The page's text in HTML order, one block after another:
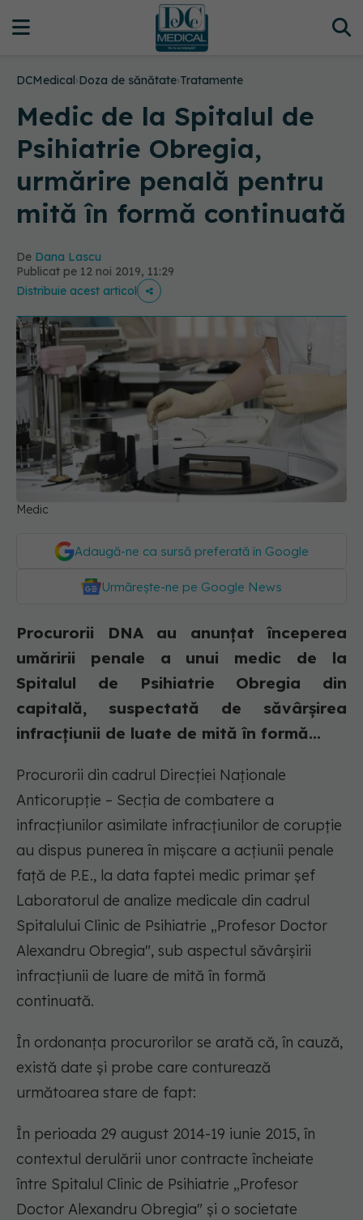
DCMedical›Doza de sănătate›Tratamente
Medic de la Spitalul de
Psihiatrie Obregia,
urmărire penală pentru
mită în formă continuată
De Dana Lascu
Publicat pe 12 noi 2019, 11:29
Distribuie acest articol
Medic
Adaugă-ne ca sursă preferată în Google
Urmărește-ne pe Google News
Procurorii DNA au anunțat începerea
umăririi penale a unui medic de la
Spitalul de Psihiatrie Obregia din
capitală, suspectată de săvârșirea
infracțiunii de luate de mită în formă...
Procurorii din cadrul Direcţiei Naţionale
Anticorupţie – Secția de combatere a
infracțiunilor asimilate infracțiunilor de corupție
au dispus punerea în mișcare a acțiunii penale
față de P.E., la data faptei medic primar șef
Laboratorul de analize medicale din cadrul
Spitalului Clinic de Psihiatrie „Profesor Doctor
Alexandru Obregia", sub aspectul săvârșirii
infracțiunii de luare de mită în formă
continuată.
În ordonanţa procurorilor se arată că, în cauză,
există date și probe care conturează
următoarea stare de fapt:
În perioada 29 august 2014-19 iunie 2015, în
contextul derulării unor contracte încheiate
între Spitalul Clinic de Psihiatrie „Profesor
Doctor Alexandru Obregia" și o societate